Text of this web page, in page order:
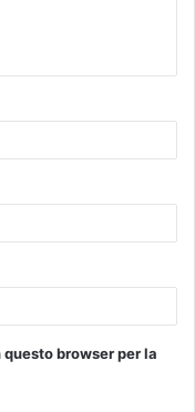
browser per la